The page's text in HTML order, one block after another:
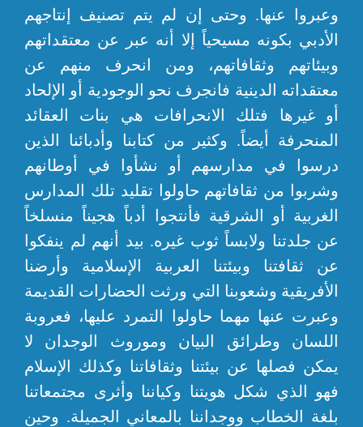
وعبروا عنها. وحتى إن لم يتم تصنيف إنتاجهم
الأدبي بكونه مسيحياً إلا أنه عبر عن معتقداتهم
وبيئاتهم وثقافاتهم، ومن انحرف منهم عن
معتقداته الدينية فانجرف نحو الوجودية أو الإلحاد
أو غيرها فتلك الانحرافات هي بنات العقائد
المنحرفة أيضاً. وكثير من كتابنا وأدبائنا الذين
درسوا في مدارسهم أو نشأوا في أوطانهم
وشربوا من ثقافاتهم حاولوا تقليد تلك المدارس
الغربية أو الشرقية فأنتجوا أدباً هجيناً منسلخاً
عن جلدتنا ولابساً ثوب غيره. بيد أنهم لم ينفكوا
عن ثقافتنا وبيئتنا العربية الإسلامية وأرضنا
الأفريقية وشعوبنا التي ورثت الحضارات القديمة
وعبرت عنها مهما حاولوا التمرد عليها، فعروبة
اللسان وطرائق البيان وموروث الوجدان لا
يمكن فصلها عن بيئتنا وثقافاتنا وكذلك الإسلام
فهو الذي شكل هويتنا وكياننا وأثرى مجتمعاتنا
بلغة الخطاب ووجداننا بالمعاني الجميلة. وحين